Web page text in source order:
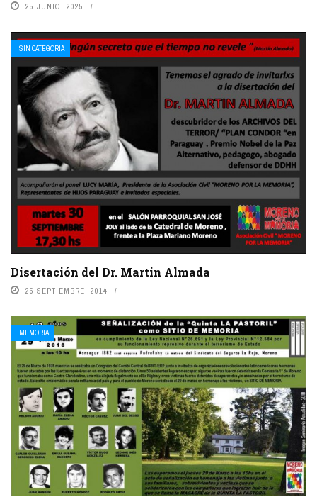
25 JUNIO, 2025
SIN CATEGORÍA
Disertación del Dr. Martin Almada
25 SEPTIEMBRE, 2014
MEMORIA